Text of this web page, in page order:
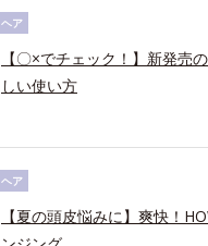
ヘア
【〇×でチェック！】新発売
しい使い方
ヘア
【夏の頭皮悩みに】爽快！